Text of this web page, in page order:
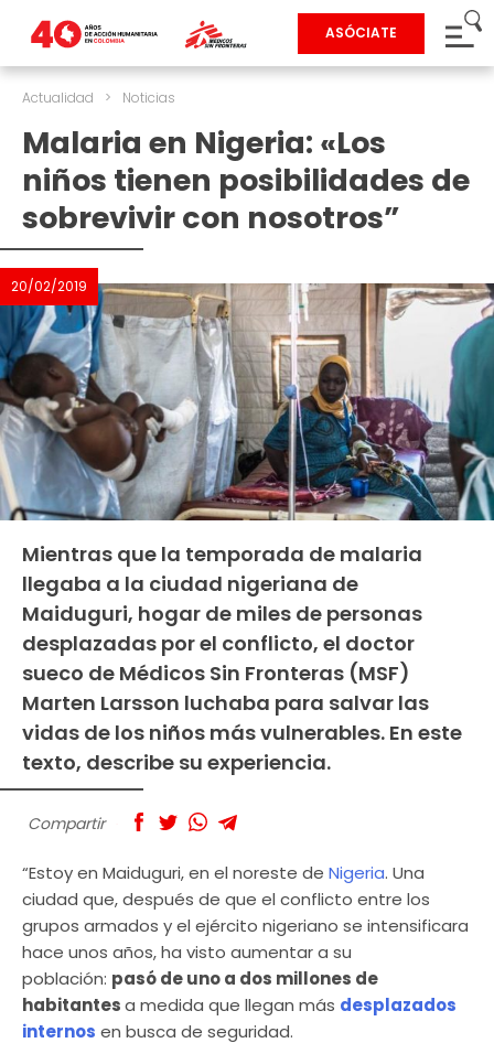
ASÓCIATE
Actualidad > Noticias
Malaria en Nigeria: «Los
niños tienen posibilidades de
sobrevivir con nosotros”
20/02/2019
Mientras que la temporada de malaria
llegaba a la ciudad nigeriana de
Maiduguri, hogar de miles de personas
desplazadas por el conflicto, el doctor
sueco de Médicos Sin Fronteras (MSF)
Marten Larsson luchaba para salvar las
vidas de los niños más vulnerables. En este
texto, describe su experiencia.
Compartir
“Estoy en Maiduguri, en el noreste de Nigeria. Una
ciudad que, después de que el conflicto entre los
grupos armados y el ejército nigeriano se intensificara
hace unos años, ha visto aumentar a su
población: pasó de uno a dos millones de
habitantesa medida que llegan más desplazados
internos en busca de seguridad.